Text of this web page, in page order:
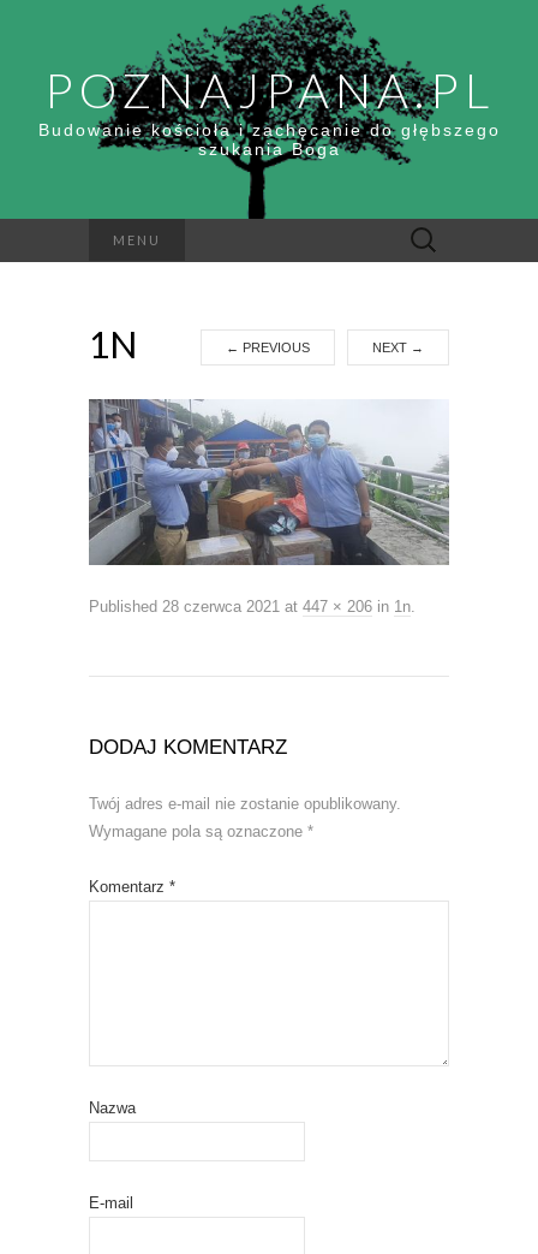
POZNAJPANA.PL
Budowanie kościoła i zachęcanie do głębszego
szukania Boga
MENU Szukaj:
1N ← PREVIOUS NEXT →
Published 28 czerwca 2021 at 447 × 206 in 1n.
DODAJ KOMENTARZ
Twój adres e-mail nie zostanie opublikowany.
Wymagane pola są oznaczone *
Komentarz *
Nazwa
E-mail